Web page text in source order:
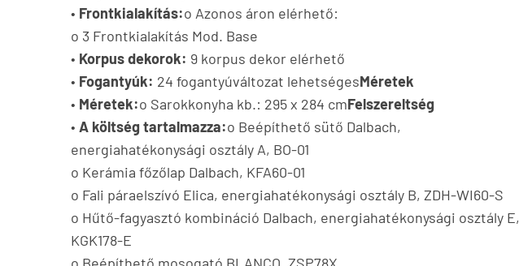
• Frontkialakítás:o Azonos áron elérhető:
o 3 Frontkialakítás Mod. Base
• Korpus dekorok: 9 korpus dekor elérhető
• Fogantyúk: 24 fogantyúváltozat lehetségesMéretek
• Méretek:o Sarokkonyha kb.: 295 x 284 cmFelszereltség
• A költség tartalmazza:o Beépíthető sütő Dalbach,
energiahatékonysági osztály A, BO-01
o Kerámia főzőlap Dalbach, KFA60-01
o Fali páraelszívó Elica, energiahatékonysági osztály B, ZDH-WI60-S
o Hűtő-fagyasztó kombináció Dalbach, energiahatékonysági osztály E,
KGK178-E